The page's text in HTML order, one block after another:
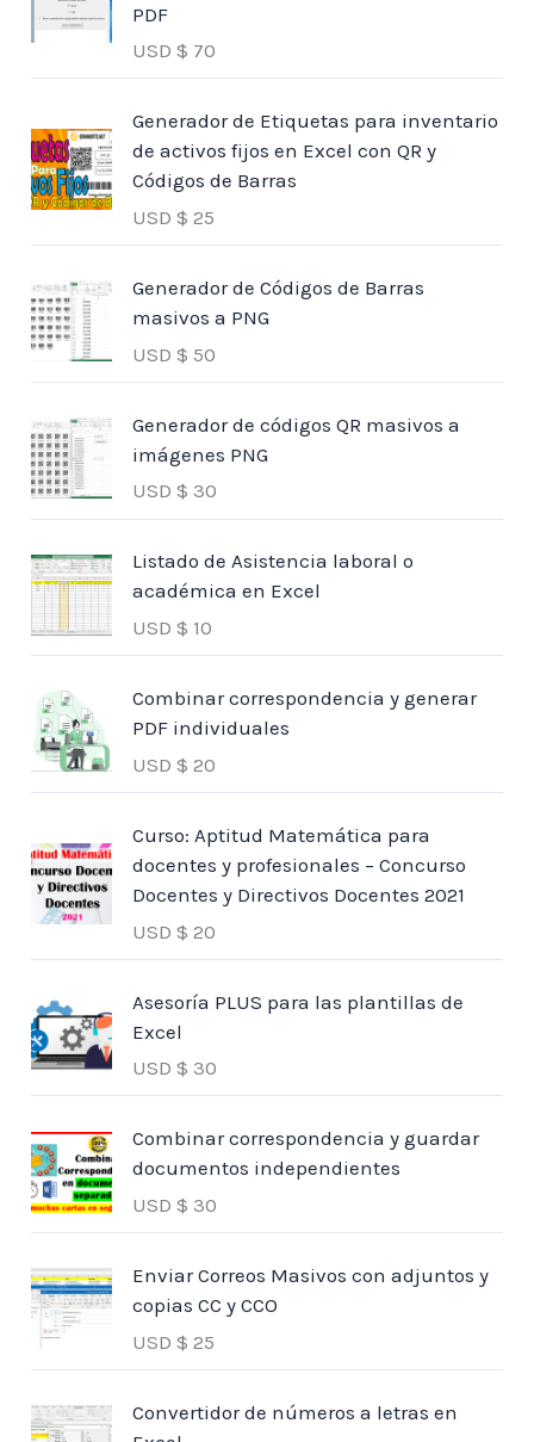
PDF
USD $ 70
Generador de Etiquetas para inventario
de activos fijos en Excel con QR y
Códigos de Barras
USD $ 25
Generador de Códigos de Barras
masivos a PNG
USD $ 50
Generador de códigos QR masivos a
imágenes PNG
USD $ 30
Listado de Asistencia laboral o
académica en Excel
USD $ 10
Combinar correspondencia y generar
PDF individuales
USD $ 20
Curso: Aptitud Matemática para
docentes y profesionales – Concurso
Docentes y Directivos Docentes 2021
USD $ 20
Asesoría PLUS para las plantillas de
Excel
USD $ 30
Combinar correspondencia y guardar
documentos independientes
USD $ 30
Enviar Correos Masivos con adjuntos y
copias CC y CCO
USD $ 25
Convertidor de números a letras en